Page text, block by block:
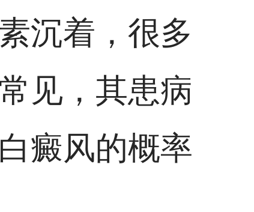
沉着，很多
见，其患病
癜风的概率